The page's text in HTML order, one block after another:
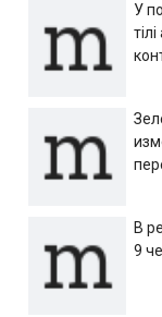
У
В
9